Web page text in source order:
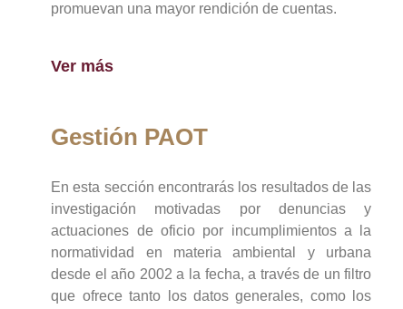
promuevan una mayor rendición de cuentas.
Ver más
Gestión PAOT
En esta sección encontrarás los resultados de las
investigación motivadas por denuncias y
actuaciones de oficio por incumplimientos a la
normatividad en materia ambiental y urbana
desde el año 2002 a la fecha, a través de un filtro
que ofrece tanto los datos generales, como los